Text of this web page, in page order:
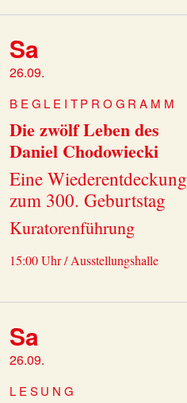
Sa
26.09.
BEGLEITPROGRAMM
Die zwölf Leben des
Daniel Chodowiecki
Eine Wiederentdeckung
zum 300. Geburtstag
Kuratorenführung
15:00 Uhr / Ausstellungshalle
Sa
26.09.
LESUNG